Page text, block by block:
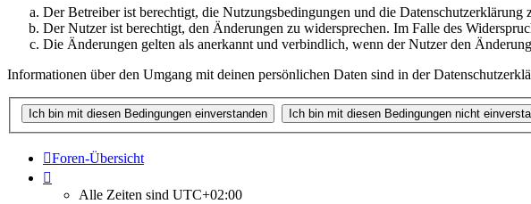
Der Betreiber ist berechtigt, die Nutzungsbedingungen und die
Der Nutzer ist berechtigt, den Änderungen zu widersprechen. Im Falle des
Die Änderungen gelten als anerkannt und verbindlich, wenn der Nutzer den
Informationen über den Umgang mit deinen persönlichen Daten sind in der
Foren-Übersicht
Alle Zeiten sind UTC+02:00